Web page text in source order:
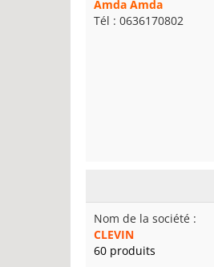
Amda Amda
Tél : 0636170802
Nom de la société :
CLEVIN
60 produits